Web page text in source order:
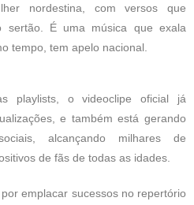
nordestina, com versos que
sertão. É uma música que exala
tempo, tem apelo nacional.
playlists, o videoclipe oficial já
e também está gerando
alcançando milhares de
de fãs de todas as idades.
emplacar sucessos no repertório